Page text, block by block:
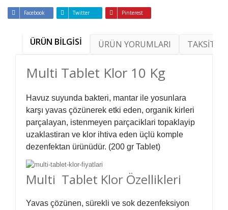
Facebook Twitter Pinterest
ÜRÜN BİLGİSİ ÜRÜN YORUMLARI TAKSİT
Multi Tablet Klor 10 Kg
Havuz suyunda bakteri, mantar ile yosunlara
karşı yavas çözünerek etki eden, organik kirleri
parçalayan, istenmeyen parçaciklari topaklayip
uzaklastiran ve klor ihtiva eden üçlü komple
dezenfektan ürünüdür. (200 gr Tablet)
Multi Tablet Klor Özellikleri
Yavas çözünen, sürekli ve sok dezenfeksiyon